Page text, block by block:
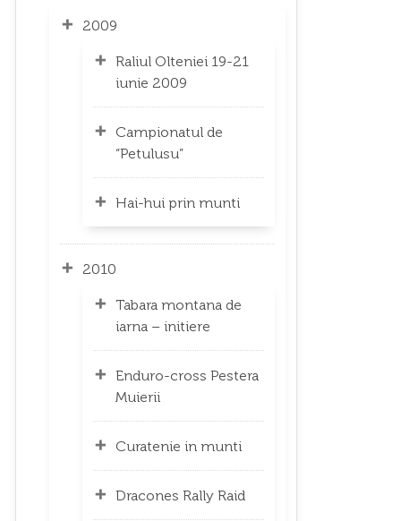
2009
Raliul Olteniei 19-21
iunie 2009
Campionatul de
“Petulusu”
Hai-hui prin munti
2010
Tabara montana de
iarna – initiere
Enduro-cross Pestera
Muierii
Curatenie in munti
Dracones Rally Raid